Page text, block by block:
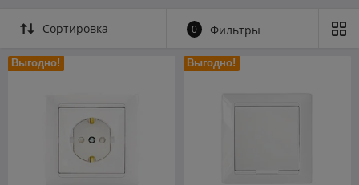
Сортировка 0 Фильтры
Выгодно! Выгодно!